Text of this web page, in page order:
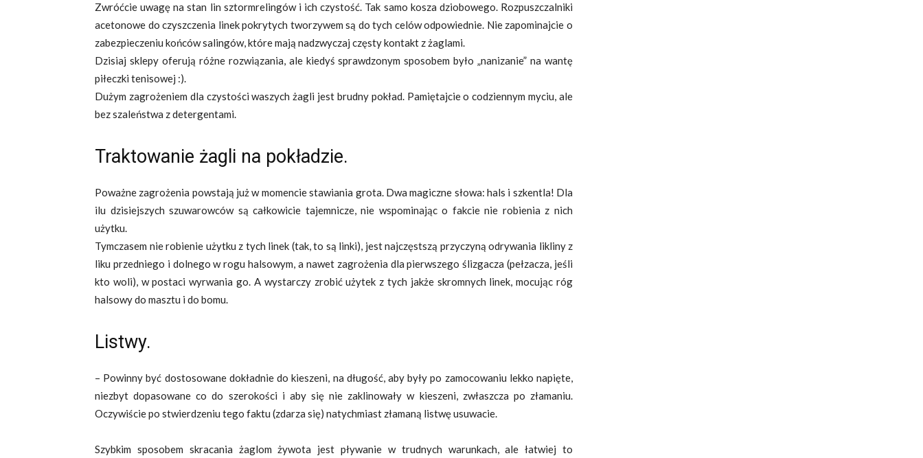
Zwróćcie uwagę na stan lin sztormrelingów i ich czystość. Tak samo kosza dziobowego. Rozpuszczalniki
acetonowe do czyszczenia linek pokrytych tworzywem są do tych celów odpowiednie. Nie zapominajcie o
zabezpieczeniu końców salingów, które mają nadzwyczaj częsty kontakt z żaglami.
Dzisiaj sklepy oferują różne rozwiązania, ale kiedyś sprawdzonym sposobem było „nanizanie” na wantę
piłeczki tenisowej :).
Dużym zagrożeniem dla czystości waszych żagli jest brudny pokład. Pamiętajcie o codziennym myciu, ale
bez szaleństwa z detergentami.
Traktowanie żagli na pokładzie.
Poważne zagrożenia powstają już w momencie stawiania grota. Dwa magiczne słowa: hals i szkentla! Dla
ilu dzisiejszych szuwarowców są całkowicie tajemnicze, nie wspominając o fakcie nie robienia z nich
użytku.
Tymczasem nie robienie użytku z tych linek (tak, to są linki), jest najczęstszą przyczyną odrywania likliny z
liku przedniego i dolnego w rogu halsowym, a nawet zagrożenia dla pierwszego ślizgacza (pełzacza, jeśli
kto woli), w postaci wyrwania go. A wystarczy zrobić użytek z tych jakże skromnych linek, mocując róg
halsowy do masztu i do bomu.
Listwy.
– Powinny być dostosowane dokładnie do kieszeni, na długość, aby były po zamocowaniu lekko napięte,
niezbyt dopasowane co do szerokości i aby się nie zaklinowały w kieszeni, zwłaszcza po złamaniu.
Oczywiście po stwierdzeniu tego faktu (zdarza się) natychmiast złamaną listwę usuwacie.
Szybkim sposobem skracania żaglom żywota jest pływanie w trudnych warunkach, ale łatwiej to